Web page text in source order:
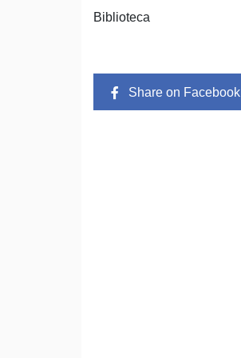
Biblioteca
Share on Facebook